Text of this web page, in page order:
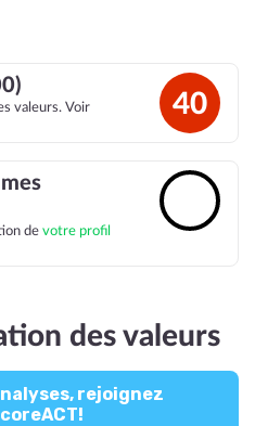
valeurs. Voir
40
de votre profil
des valeurs
rejoignez